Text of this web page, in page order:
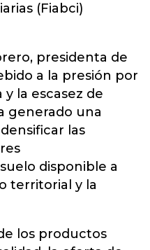
(Fiabci)
presidenta de
a la presión por
y la escasez de
generado una
las
disponible a
territorial y la
los productos